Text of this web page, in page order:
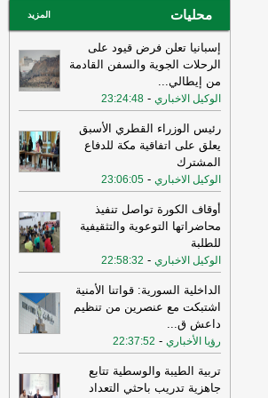
محليات المزيد
إسبانيا تعلن فرض قيود على
الرحلات الجوية والسفن القادمة
من إيطالي...
الوكيل الاخباري -
23:24:48
رئيس الوزراء القطري الأسبق
يعلق على اتفاقية مكة للدفاع
المشترك
الوكيل الاخباري -
23:06:05
أوقاف الكورة تواصل تنفيذ
محاضراتها التوعوية والتثقيفية
للطلبة
الوكيل الاخباري -
22:58:32
الداخلية السورية: قواتنا الأمنية
اشتبكت مع عنصرين من تنظيم
داعش ق...
رؤيا الأخباري -
22:37:52
تربية الطيبة والوسطية تتابع
جاهزية تدريب باحثي التعداد